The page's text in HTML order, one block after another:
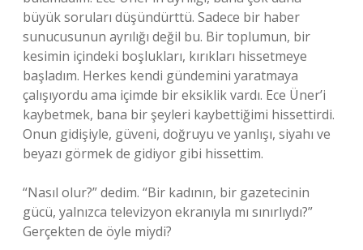
büyük soruları düşündürttü. Sadece bir haber
sunucusunun ayrılığı değil bu. Bir toplumun, bir
kesimin içindeki boşlukları, kırıkları hissetmeye
başladım. Herkes kendi gündemini yaratmaya
çalışıyordu ama içimde bir eksiklik vardı. Ece Üner’i
kaybetmek, bana bir şeyleri kaybettiğimi hissettirdi.
Onun gidişiyle, güveni, doğruyu ve yanlışı, siyahı ve
beyazı görmek de gidiyor gibi hissettim.
“Nasıl olur?” dedim. “Bir kadının, bir gazetecinin
gücü, yalnızca televizyon ekranıyla mı sınırlıydı?”
Gerçekten de öyle miydi?